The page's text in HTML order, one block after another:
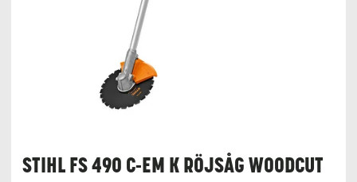
STIHL FS 490 C-EM K RÖJSÅG WOODCUT